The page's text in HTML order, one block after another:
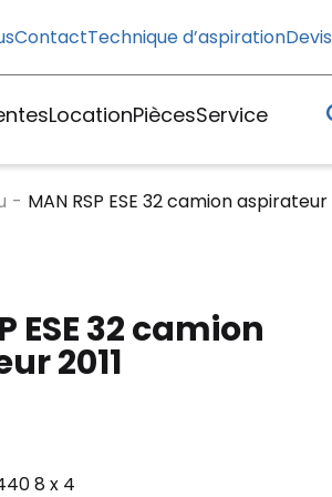
ContactTechnique d’aspirationDevis
LocationPiècesService
- MAN RSP ESE 32 camion aspirateur
ESE 32 camion
2011
8 x 4